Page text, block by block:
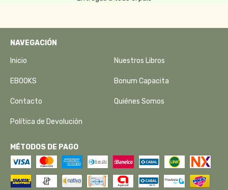
NAVEGACIÓN
Inicio Nuestros Libros
EBOOKS Bonum Capacita
Contacto Quiénes Somos
Política de Devolución
MÉTODOS DE PAGO